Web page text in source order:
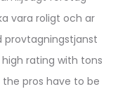
vara roligt och ar
provtagningstjanst
rating with tons
pros have to be